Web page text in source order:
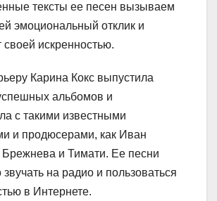
тексты ее песен вызываем
эмоциональный отклик и
своей искренностью.
Карина Кокс выпустила
альбомов и
с такими известными
и продюсерами, как Иван
и Тимати. Ее песни
звучать на радио и пользоваться
в Интернете.